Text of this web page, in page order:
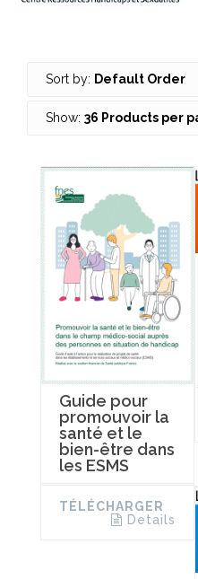
Sort by: Default Order
Show: 36 Products per
Guide pour
promouvoir la
santé et le
bien-être dans
les ESMS
TÉLÉCHARGER
Details